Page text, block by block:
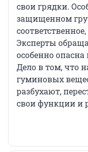
свои грядки.
защищенном
Эксперты
особенно
Дело в том, что
гуминовых
разбухают,
свои функции и